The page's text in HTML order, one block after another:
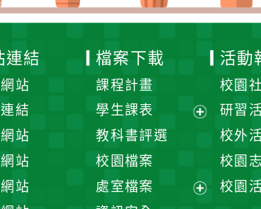
連結
站
結
站
站
站
檔案下載
課程計畫
學生課表
單
教科書評選
校園檔案
處室檔案
活動
校園
研習
校外
校園
校園